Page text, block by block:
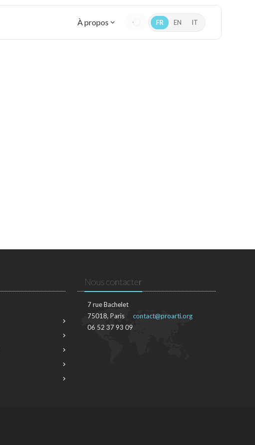
À propos FR EN IT
Nous contacter
7 rue Bachelet
75018, Paris
06 52 37 93 09
contact@proarti.org